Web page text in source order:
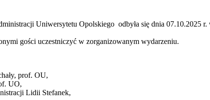
Uniwersytetu Opolskiego odbyła się dnia 07.10.2025
gości uczestniczyć w zorganizowanym wydarzeniu.
prof. OU,
UO,
Lidii Stefanek,